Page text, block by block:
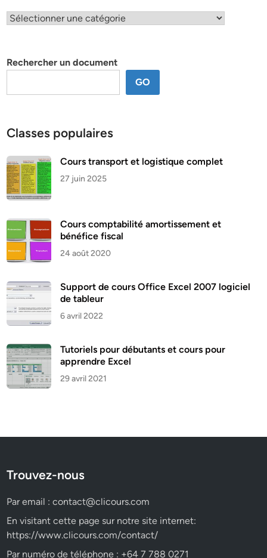
Classification
Rechercher un document
GO
Classes populaires
Cours transport et logistique complet
27 juin 2025
Cours comptabilité amortissement et
bénéfice fiscal
24 août 2020
Support de cours Office Excel 2007 logiciel
de tableur
6 avril 2022
Tutoriels pour débutants et cours pour
apprendre Excel
29 avril 2021
Trouvez-nous
Par email :contact@clicours.com
En visitant cette page sur notre site internet:
https://www.clicours.com/contact/
Par numéro de téléphone : +64 7 788 0271